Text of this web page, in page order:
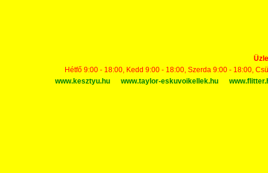
Hétfő 9:00 - 18:00, Kedd 9:00 - 18:00, Szerda 9:00 - 18:00,
www.kesztyu.hu
www.taylor-eskuvoikellek.hu